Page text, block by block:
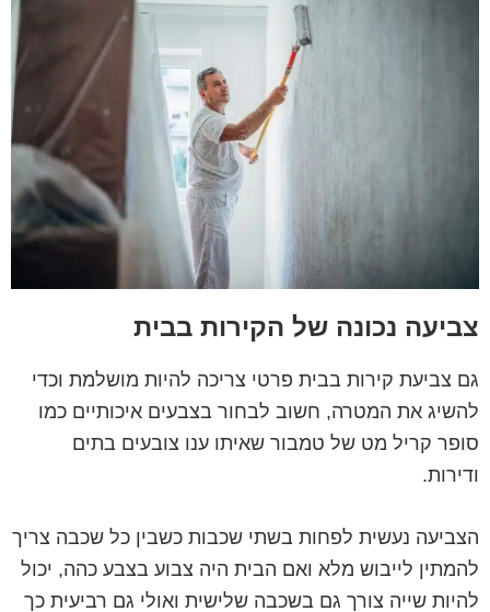
צביעה נכונה של הקירות בבית
גם צביעת קירות בבית פרטי צריכה להיות מושלמת וכדי
להשיג את המטרה, חשוב לבחור בצבעים איכותיים כמו
סופר קריל מט של טמבור שאיתו ענו צובעים בתים
ודירות.
הצביעה נעשית לפחות בשתי שכבות כשבין כל שכבה צריך
להמתין לייבוש מלא ואם הבית היה צבוע בצבע כהה, יכול
להיות שייה צורך גם בשכבה שלישית ואולי גם רביעית כך